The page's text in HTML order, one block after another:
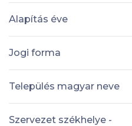
Alapítás éve
Jogi forma
Település magyar neve
Szervezet székhelye -